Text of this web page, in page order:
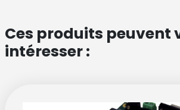
Ces produits peuvent
intéresser :